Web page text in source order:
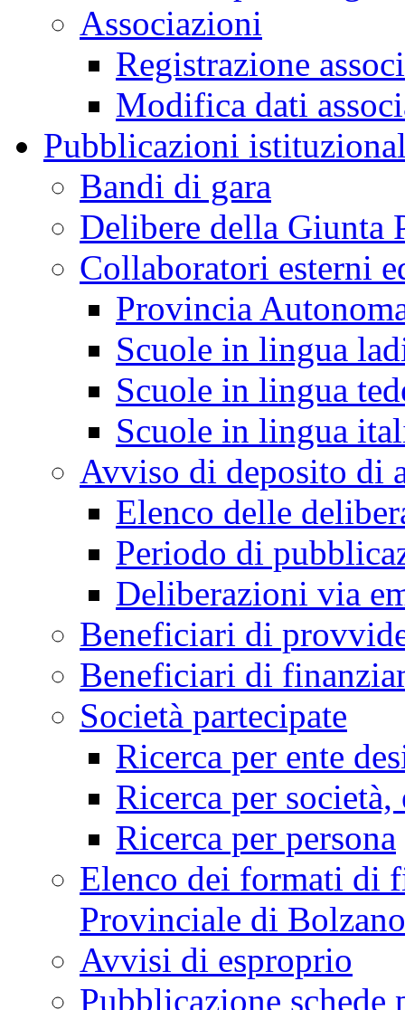
Associazioni
Registrazione
Modifica dati
Pubblicazioni
Bandi di gara
Delibere della Giunta
Collaboratori esterni
Provincia
Scuole in lingua
Scuole in lingua
Scuole in lingua
Avviso di deposito di
Elenco delle
Periodo di
Deliberazioni via
Beneficiari di
Beneficiari di
Società partecipate
Ricerca per ente
Ricerca per
Ricerca per persona
Elenco dei formati di
Provinciale di Bolzano
Avvisi di esproprio
Pubblicazione schede